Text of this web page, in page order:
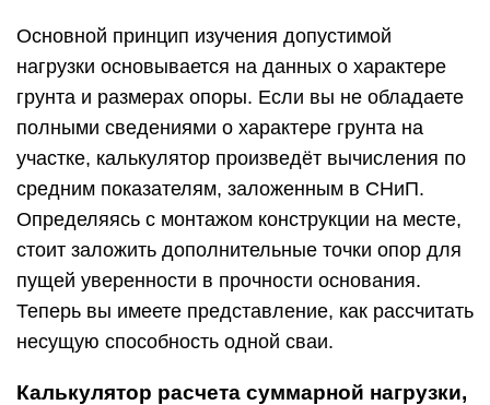
Основной принцип изучения допустимой
нагрузки основывается на данных о характере
грунта и размерах опоры. Если вы не обладаете
полными сведениями о характере грунта на
участке, калькулятор произведёт вычисления по
средним показателям, заложенным в СНиП.
Определяясь с монтажом конструкции на месте,
стоит заложить дополнительные точки опор для
пущей уверенности в прочности основания.
Теперь вы имеете представление, как рассчитать
несущую способность одной сваи.
Калькулятор расчета суммарной нагрузки,